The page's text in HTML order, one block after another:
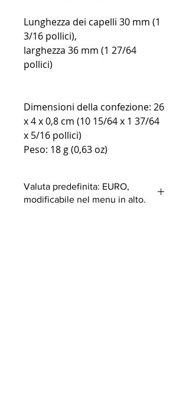
Lunghezza dei capelli 30 mm (1
3/16 pollici),
larghezza 36 mm (1 27/64
pollici)
Dimensioni della confezione: 26
x 4 x 0,8 cm (10 15/64 x 1 37/64
x 5/16 pollici)
Peso: 18 g (0,63 oz)
Valuta predefinita: EURO,
modificabile nel menu in alto.